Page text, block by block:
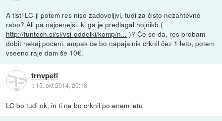
A tisti LC-ji potem res niso zadovoljivi, tudi za čisto nezahtevno
rabo? Ali pa najcenejši, ki ga je predlagal hojnikb (
http://funtech.si/si/vsi-oddelki/komp/n... )? Če se da, res probam
dobit nekaj poceni, ampak če bo napajalnik crknil čez 1 leto, potem
vseeno raje dam še 10€.
trnvpeti
:: 15. okt 2014, 20:18
LC bo tudi ok, in ti ne bo crknil po enem letu